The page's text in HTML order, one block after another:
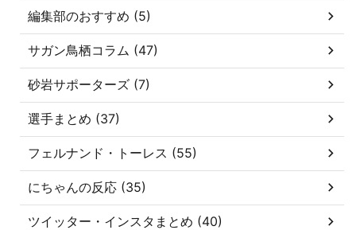
編集部のおすすめ (5)
サガン鳥栖コラム (47)
砂岩サポーターズ (7)
選手まとめ (37)
フェルナンド・トーレス (55)
にちゃんの反応 (35)
ツイッター・インスタまとめ (40)